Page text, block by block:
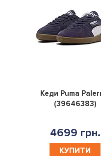
Кеди Puma
(39646383)
4699 грн.
КУПИТИ